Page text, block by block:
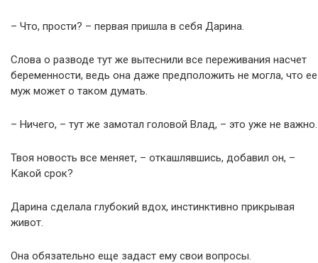
– Что, прости? – первая пришла в себя Дарина.
Слова о разводе тут же вытеснили все переживания насчет
беременности, ведь она даже предположить не могла, что ее
муж может о таком думать.
– Ничего, – тут же замотал головой Влад, – это уже не важно.
Твоя новость все меняет, – откашлявшись, добавил он, –
Какой срок?
Дарина сделала глубокий вдох, инстинктивно прикрывая
живот.
Она обязательно еще задаст ему свои вопросы.